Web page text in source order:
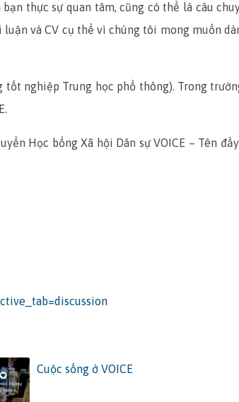
thực sự quan tâm, cũng có thể là câu
và CV cụ thể vì chúng tôi mong muốn
nghiệp Trung học phổ thông). Trong
Học bổng Xã hội Dân sự VOICE – Tên
Cuộc sống ở VOICE